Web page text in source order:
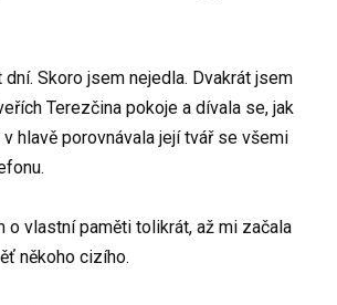
Skoro jsem nejedla. Dvakrát jsem
Terezčina pokoje a dívala se, jak
hlavě porovnávala její tvář se všemi
o vlastní paměti tolikrát, až mi začala
někoho cizího.